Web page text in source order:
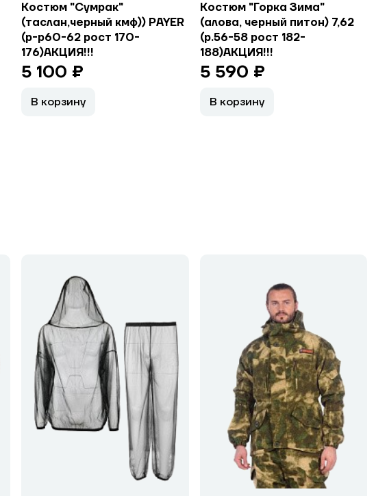
Костюм "Сумрак"
(таслан,черный кмф)) PAYER
(р-р60-62 рост 170-
176)АКЦИЯ!!!
5 100 ₽
В корзину
Костюм "Горка Зима"
(алова, черный питон) 7,62
(р.56-58 рост 182-
188)АКЦИЯ!!!
5 590 ₽
В корзину